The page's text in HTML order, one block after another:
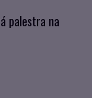
palestra na